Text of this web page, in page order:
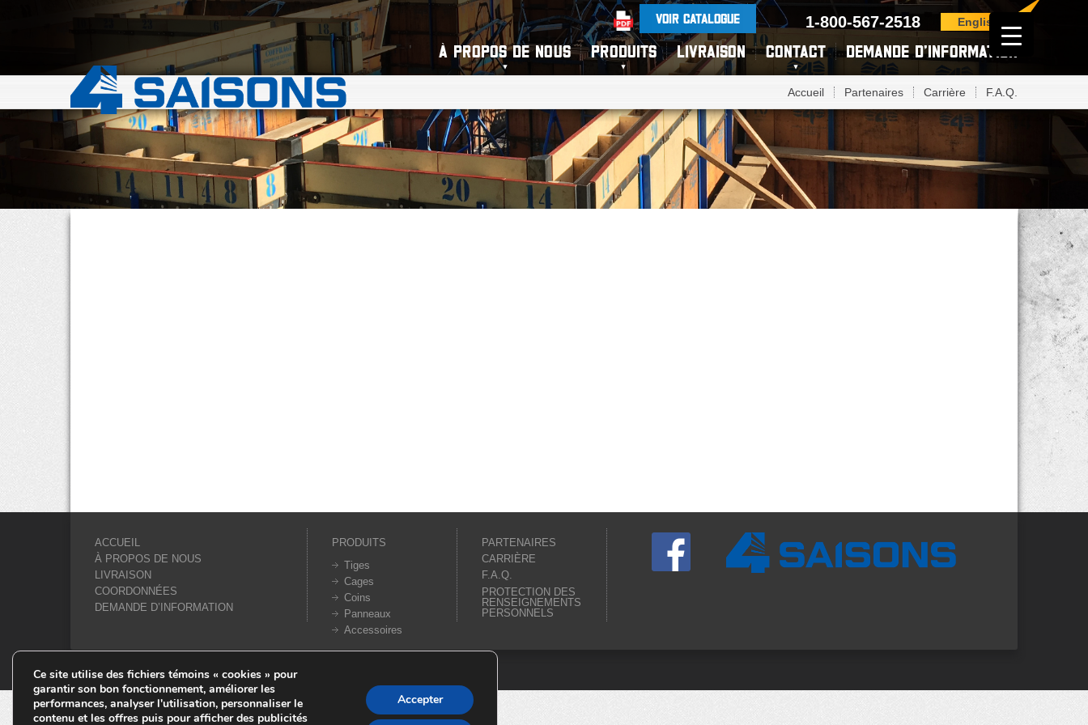
VOIR CATALOGUE 1-800-567-2518 English
À PROPOS DE NOUS PRODUITS LIVRAISON CONTACT DEMANDE D’INFORMATION
Accueil Partenaires Carrière F.A.Q.
ACCUEIL
À PROPOS DE NOUS
LIVRAISON
COORDONNÉES
DEMANDE D’INFORMATION
PRODUITS
Tiges
Cages
Coins
Panneaux
Accessoires
PARTENAIRES
CARRIÈRE
F.A.Q.
PROTECTION DES
RENSEIGNEMENTS
PERSONNELS
Ce site utilise des fichiers témoins « cookies » pour
garantir son bon fonctionnement, améliorer les
performances, analyser l'utilisation, personnaliser le
contenu et les offres puis pour afficher des publicités
Accepter